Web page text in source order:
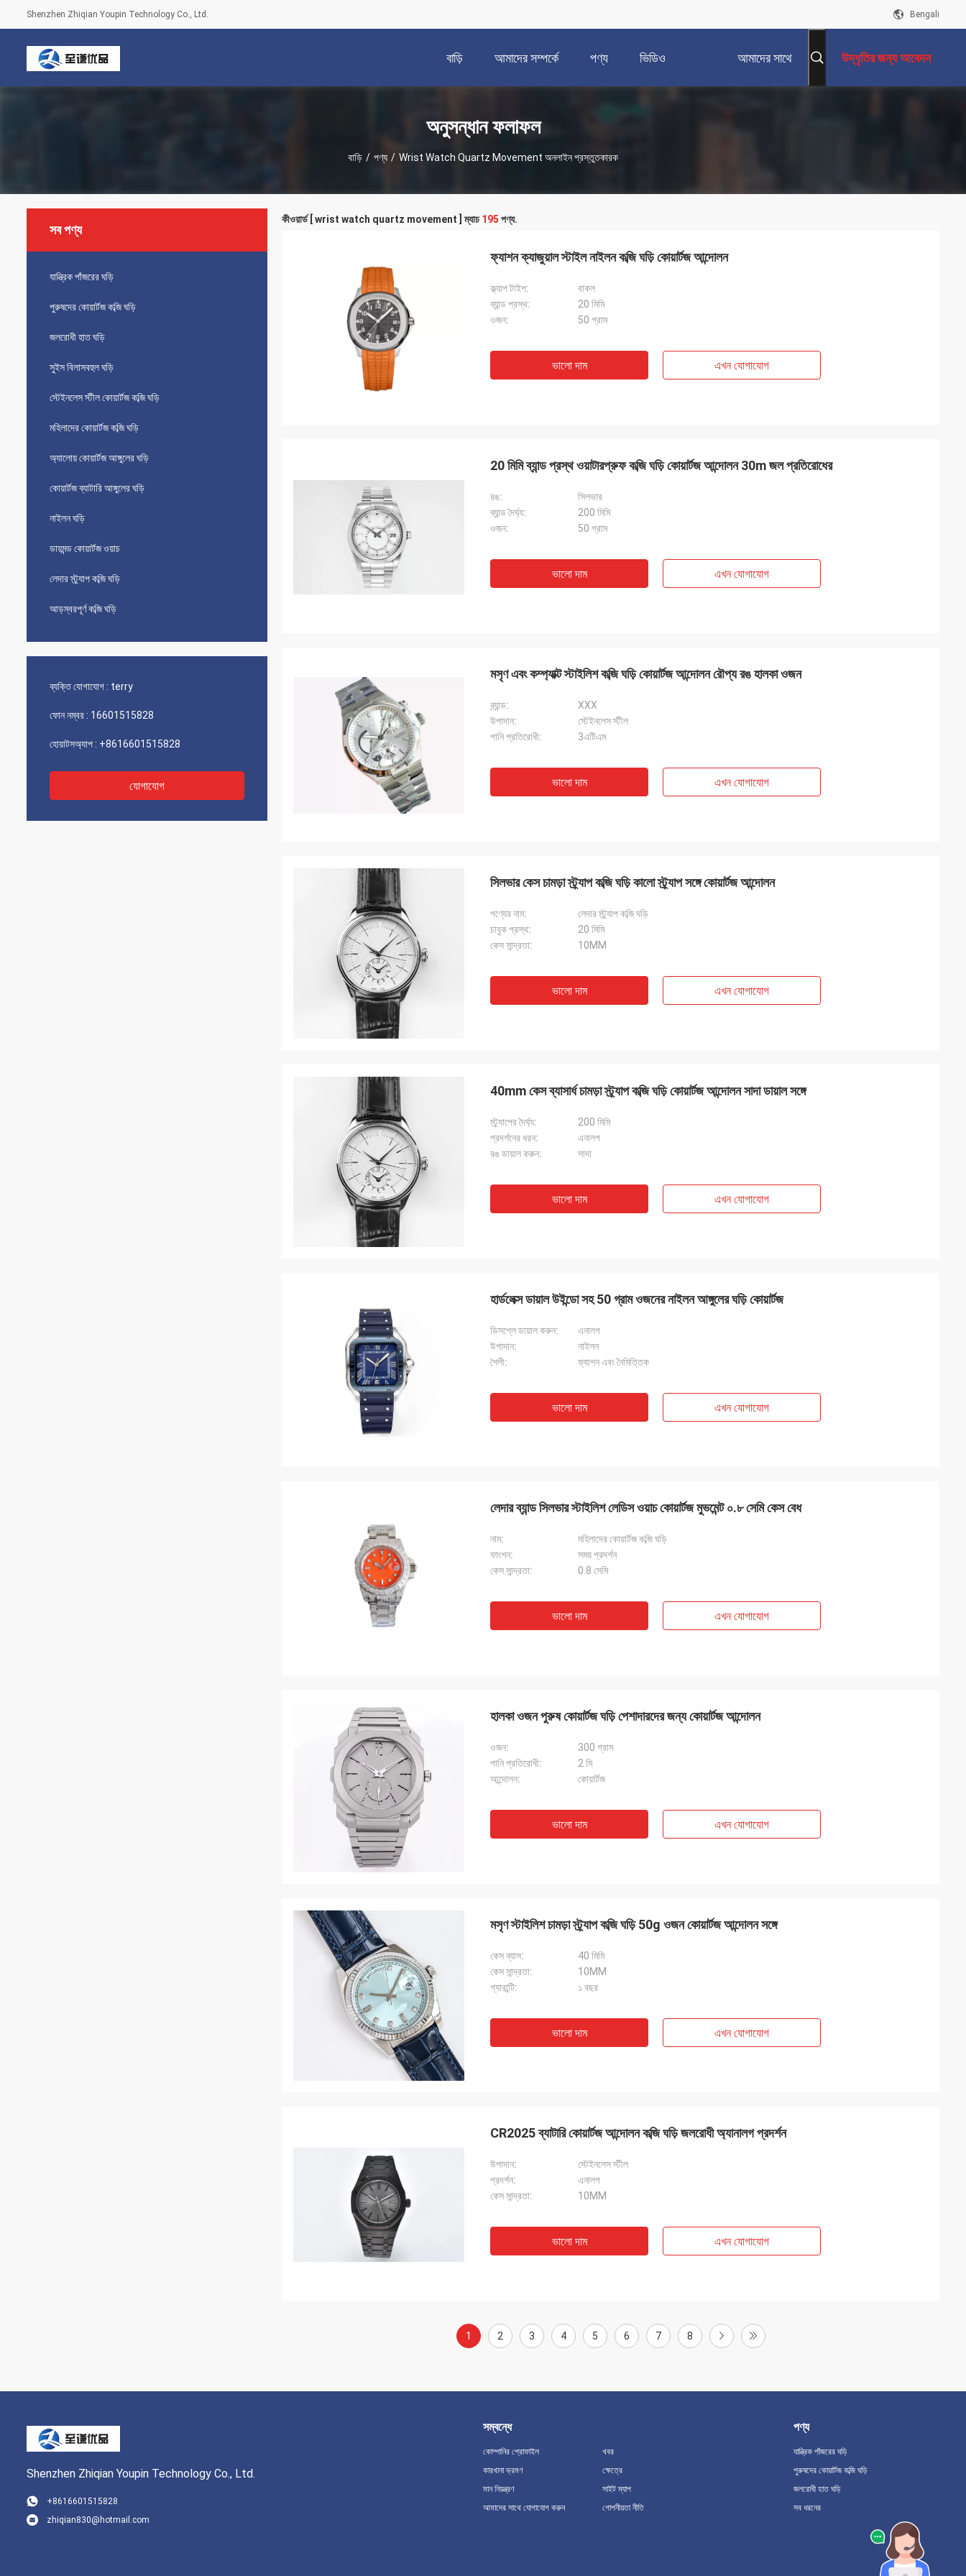
Shenzhen Zhiqian Youpin Technology Co., Ltd. Bengali
বাড়ি আমাদের সম্পর্কে পণ্য ভিডিও আমাদের সাথে উদ্ধৃতির জন্য আবেদন
অনুসন্ধান ফলাফল
বাড়ি / পণ্য / Wrist Watch Quartz Movement অনলাইন প্রস্তুতকারক
সব পণ্য
যান্ত্রিক পাঁজরের ঘড়ি
পুরুষদের কোয়ার্টজ কব্জি ঘড়ি
জলরোধী হাত ঘড়ি
সুইস বিলাসবহুল ঘড়ি
স্টেইনলেস স্টীল কোয়ার্টজ কব্জি ঘড়ি
মহিলাদের কোয়ার্টজ কব্জি ঘড়ি
অ্যালোয় কোয়ার্টজ আঙ্গুলের ঘড়ি
কোয়ার্টজ ব্যাটারি আঙ্গুলের ঘড়ি
নাইলন ঘড়ি
ডায়মন্ড কোয়ার্টজ ওয়াচ
লেদার স্ট্র্যাপ কব্জি ঘড়ি
আড়ম্বরপূর্ণ কব্জি ঘড়ি
ব্যক্তি যোগাযোগ : terry
ফোন নম্বর : 16601515828
হোয়াটসঅ্যাপ : +8616601515828
যোগাযোগ
কীওয়ার্ড [ wrist watch quartz movement ] ম্যাচ195 পণ্য.
ফ্যাশন ক্যাজুয়াল স্টাইল নাইলন কব্জি ঘড়ি কোয়ার্টজ আন্দোলন
ক্ল্যাপ টাইপ:
বাকল
ব্যান্ড প্রস্থ:
20 মিমি
ওজন:
50 গ্রাম
ভালো দাম এখন যোগাযোগ
20 মিমি ব্যান্ড প্রস্থ ওয়াটারপ্রুফ কব্জি ঘড়ি কোয়ার্টজ আন্দোলন 30m জল প্রতিরোধের
রঙ:
সিলভার
ব্যান্ড দৈর্ঘ্য:
200 মিমি
ওজন:
50 গ্রাম
ভালো দাম এখন যোগাযোগ
মসৃণ এবং কম্প্যাক্ট স্টাইলিশ কব্জি ঘড়ি কোয়ার্টজ আন্দোলন রৌপ্য রঙ হালকা ওজন
ব্র্যান্ড:
XXX
উপাদান:
স্টেইনলেস স্টীল
পানি প্রতিরোধী:
3এটিএম
ভালো দাম এখন যোগাযোগ
সিলভার কেস চামড়া স্ট্র্যাপ কব্জি ঘড়ি কালো স্ট্র্যাপ সঙ্গে কোয়ার্টজ আন্দোলন
পণ্যের নাম:
লেদার স্ট্র্যাপ কব্জি ঘড়ি
চাবুক প্রস্থ:
20 মিমি
কেস সান্দ্রতা:
10MM
ভালো দাম এখন যোগাযোগ
40mm কেস ব্যাসার্ধ চামড়া স্ট্র্যাপ কব্জি ঘড়ি কোয়ার্টজ আন্দোলন সাদা ডায়াল সঙ্গে
স্ট্র্যাপের দৈর্ঘ্য:
200 মিমি
প্রদর্শনের ধরন:
এনালগ
রঙ ডায়াল করুন:
সাদা
ভালো দাম এখন যোগাযোগ
হার্ডলেক্স ডায়াল উইন্ডো সহ 50 গ্রাম ওজনের নাইলন আঙ্গুলের ঘড়ি কোয়ার্টজ
ডিসপ্লে ডায়াল করুন:
এনালগ
উপাদান:
নাইলন
শৈলী:
ফ্যাশন এবং নৈমিত্তিক
ভালো দাম এখন যোগাযোগ
লেদার ব্যান্ড সিলভার স্টাইলিশ লেডিস ওয়াচ কোয়ার্টজ মুভমেন্ট ০.৮ সেমি কেস বেধ
নাম:
মহিলাদের কোয়ার্টজ কব্জি ঘড়ি
ফাংশন:
সময় প্রদর্শন
কেস সান্দ্রতা:
0.8 সেমি
ভালো দাম এখন যোগাযোগ
হালকা ওজন পুরুষ কোয়ার্টজ ঘড়ি পেশাদারদের জন্য কোয়ার্টজ আন্দোলন
ওজন:
300 গ্রাম
পানি প্রতিরোধী:
2 মি
আন্দোলন:
কোয়ার্টজ
ভালো দাম এখন যোগাযোগ
মসৃণ স্টাইলিশ চামড়া স্ট্র্যাপ কব্জি ঘড়ি 50g ওজন কোয়ার্টজ আন্দোলন সঙ্গে
কেস ব্যাস:
40 মিমি
কেস সান্দ্রতা:
10MM
গ্যারান্টি:
১ বছর
ভালো দাম এখন যোগাযোগ
CR2025 ব্যাটারি কোয়ার্টজ আন্দোলন কব্জি ঘড়ি জলরোধী অ্যানালগ প্রদর্শন
উপাদান:
স্টেইনলেস স্টীল
প্রদর্শন:
এনালগ
কেস সান্দ্রতা:
10MM
ভালো দাম এখন যোগাযোগ
1 2 3 4 5 6 7 8
Shenzhen Zhiqian Youpin Technology Co., Ltd.
+8616601515828
zhiqian830@hotmail.com
সম্বন্ধে
কোম্পানির প্রোফাইল
কারখানা ভ্রমণ
মান নিয়ন্ত্রণ
আমাদের সাথে যোগাযোগ করুন
খবর
ক্ষেত্রে
সাইট ম্যাপ
গোপনীয়তা নীতি
পণ্য
যান্ত্রিক পাঁজরের ঘড়ি
পুরুষদের কোয়ার্টজ কব্জি ঘড়ি
জলরোধী হাত ঘড়ি
সব ধরনের